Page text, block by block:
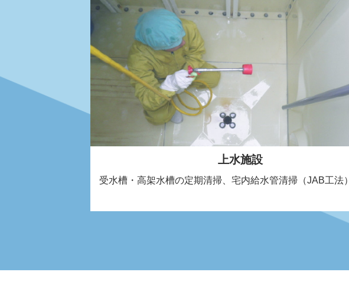
上水施設
受水槽・高架水槽の定期清掃、宅内給水管清掃（JAB工法）